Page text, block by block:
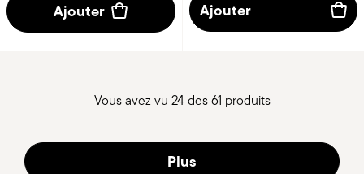
Ajouter Ajouter
Vous avez vu 24 des 61 produits
Plus